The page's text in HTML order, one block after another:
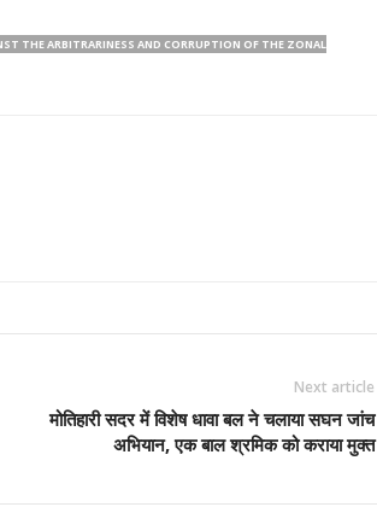
THE ARBITRARINESS AND CORRUPTION OF THE ZONAL
Next article
मोतिहारी सदर में विशेष धावा बल ने चलाया सघन जांच
अभियान, एक बाल श्रमिक को कराया मुक्त